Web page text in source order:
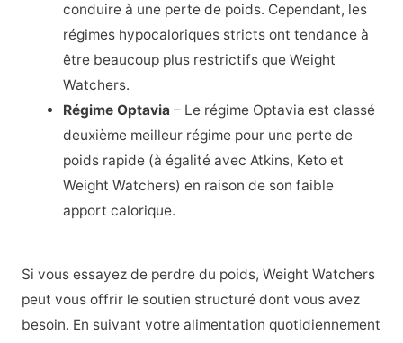
conduire à une perte de poids. Cependant, les
régimes hypocaloriques stricts ont tendance à
être beaucoup plus restrictifs que Weight
Watchers.
Régime Optavia – Le régime Optavia est classé
deuxième meilleur régime pour une perte de
poids rapide (à égalité avec Atkins, Keto et
Weight Watchers) en raison de son faible
apport calorique.
Si vous essayez de perdre du poids, Weight Watchers
peut vous offrir le soutien structuré dont vous avez
besoin. En suivant votre alimentation quotidiennement